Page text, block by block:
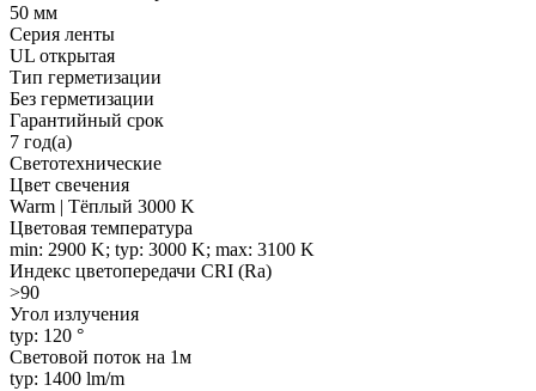
50 мм
Серия ленты
UL открытая
Тип герметизации
Без герметизации
Гарантийный срок
7 год(а)
Светотехнические
Цвет свечения
Warm | Тёплый 3000 K
Цветовая температура
min: 2900 K; typ: 3000 K; max: 3100 K
Индекс цветопередачи CRI (Ra)
>90
Угол излучения
typ: 120 °
Световой поток на 1м
typ: 1400 lm/m